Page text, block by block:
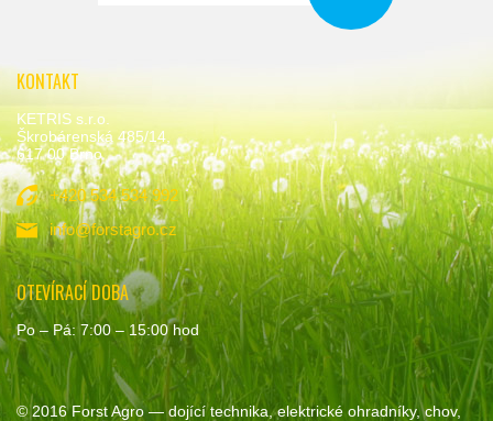
KONTAKT
KETRIS s.r.o.
Škrobárenská 485/14,
617 00 Brno
+420 534 534 992
info@forstagro.cz
OTEVÍRACÍ DOBA
Po – Pá: 7:00 – 15:00 hod
© 2016Forst Agro— dojící technika, elektrické ohradníky, chov,